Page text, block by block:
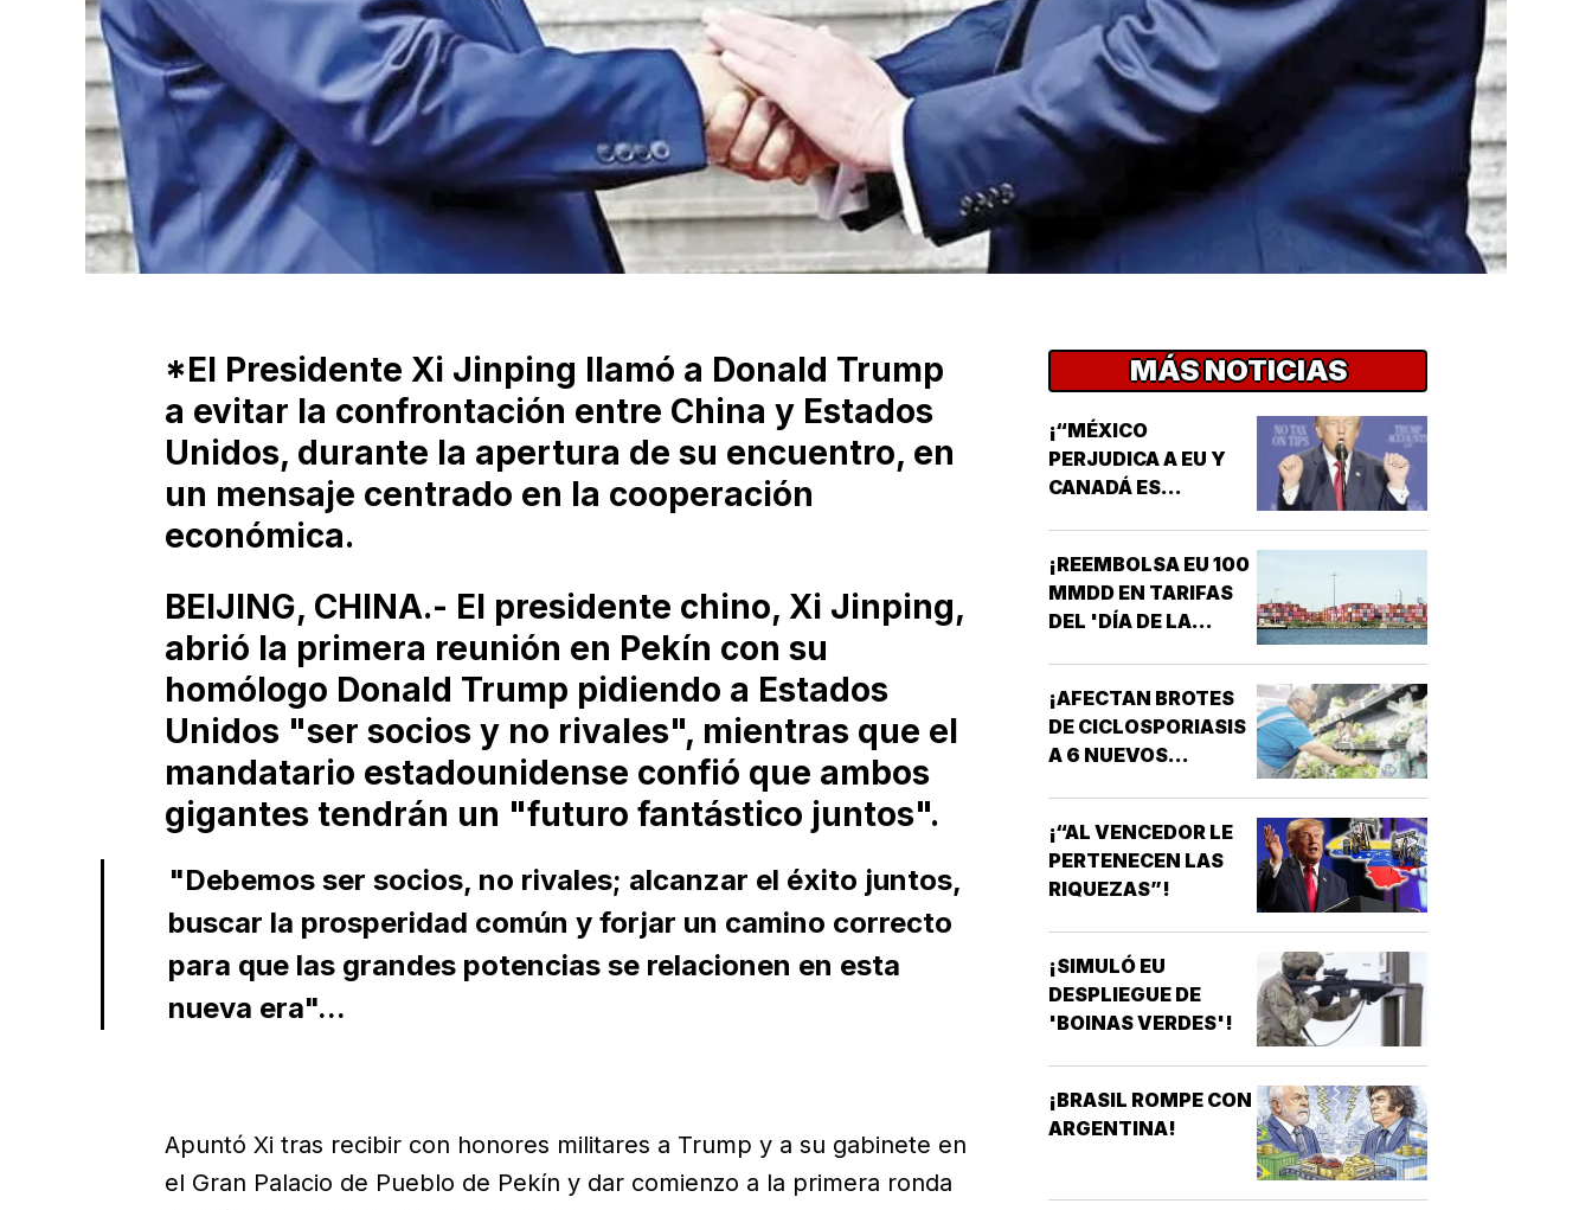
*El Presidente Xi Jinping llamó a Donald Trump
a evitar la confrontación entre China y Estados
Unidos, durante la apertura de su encuentro, en
un mensaje centrado en la cooperación
económica.
BEIJING, CHINA.- El presidente chino, Xi Jinping,
abrió la primera reunión en Pekín con su
homólogo Donald Trump pidiendo a Estados
Unidos "ser socios y no rivales", mientras que el
mandatario estadounidense confió que ambos
gigantes tendrán un "futuro fantástico juntos".
"Debemos ser socios, no rivales; alcanzar el éxito juntos,
buscar la prosperidad común y forjar un camino correcto
para que las grandes potencias se relacionen en esta
nueva era"...
Apuntó Xi tras recibir con honores militares a Trump y a su gabinete en
el Gran Palacio de Pueblo de Pekín y dar comienzo a la primera ronda
MÁS NOTICIAS
¡“MÉXICO
PERJUDICA A EU Y
CANADÁ ES
¡REEMBOLSA EU 100
MMDD EN TARIFAS
DEL 'DÍA DE LA
¡AFECTAN BROTES
DE CICLOSPORIASIS
A 6 NUEVOS
¡“AL VENCEDOR LE
PERTENECEN LAS
RIQUEZAS”!
¡SIMULÓ EU
DESPLIEGUE DE
'BOINAS VERDES'!
¡BRASIL ROMPE CON
ARGENTINA!